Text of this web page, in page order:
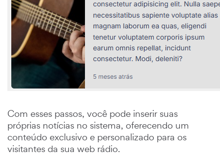
Com esses passos, você pode inserir suas
próprias notícias no sistema, oferecendo um
conteúdo exclusivo e personalizado para os
visitantes da sua web rádio.